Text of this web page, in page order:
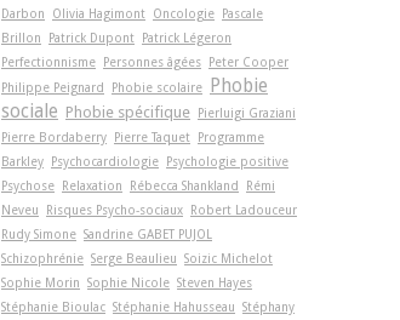
Darbon
Olivia Hagimont Oncologie Pascale
Brillon
Patrick Dupont Patrick Légeron
Perfectionnisme Personnes âgées Peter Cooper
Philippe Peignard
Phobie scolaire
Phobie
sociale Phobie spécifique Pierluigi Graziani
Pierre Bordaberry Pierre Taquet Programme
Barkley Psychocardiologie Psychologie positive
Psychose Relaxation Rébecca Shankland
Rémi
Neveu
Risques Psycho-sociaux Robert Ladouceur
Rudy Simone Sandrine GABET PUJOL
Schizophrénie Serge Beaulieu Soizic Michelot
Sophie Morin Sophie Nicole Steven Hayes
Stéphanie Bioulac Stéphanie Hahusseau Stéphany